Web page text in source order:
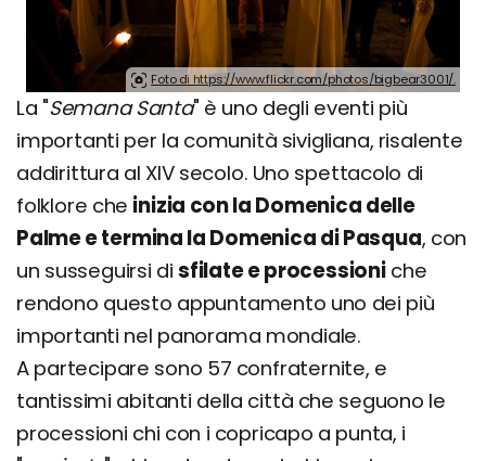
Foto di https://www.flickr.com/photos/bigbear3001/.
La "Semana Santa" è uno degli eventi più
importanti per la comunità sivigliana, risalente
addirittura al XIV secolo. Uno spettacolo di
folklore che inizia con la Domenica delle
Palme e termina la Domenica di Pasqua, con
un susseguirsi di sfilate e processioniche
rendono questo appuntamento uno dei più
importanti nel panorama mondiale.
A partecipare sono 57 confraternite, e
tantissimi abitanti della città che seguono le
processioni chi con i copricapo a punta, i